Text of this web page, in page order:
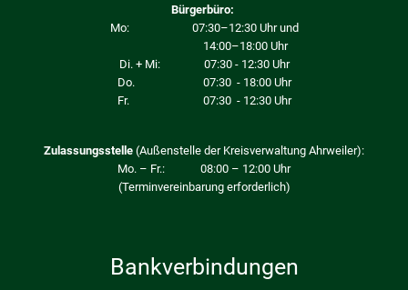
Bürgerbüro:
Mo: 07:30–12:30 Uhr und
14:00–18:00 Uhr
Di. + Mi: 07:30 - 12:30 Uhr
Do. 07:30 - 18:00 Uhr
Fr. 07:30 - 12:30 Uhr
Zulassungsstelle (Außenstelle der Kreisverwaltung Ahrweiler):
Mo. – Fr.: 08:00 – 12:00 Uhr
(Terminvereinbarung erforderlich)
Bankverbindungen